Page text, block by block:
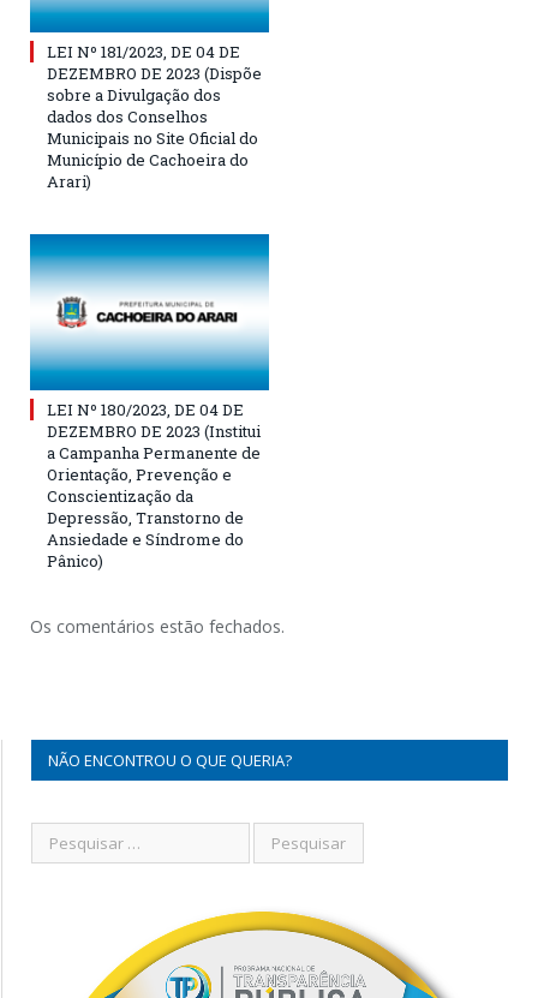
LEI Nº 181/2023, DE 04 DE
DEZEMBRO DE 2023 (Dispõe
sobre a Divulgação dos
dados dos Conselhos
Municipais no Site Oficial do
Município de Cachoeira do
Arari)
LEI Nº 180/2023, DE 04 DE
DEZEMBRO DE 2023 (Institui
a Campanha Permanente de
Orientação, Prevenção e
Conscientização da
Depressão, Transtorno de
Ansiedade e Síndrome do
Pânico)
Os comentários estão fechados.
NÃO ENCONTROU O QUE QUERIA?